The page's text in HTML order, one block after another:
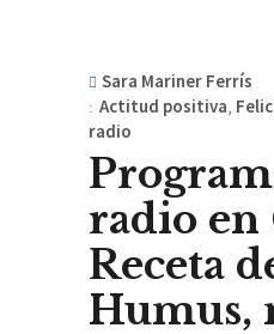
Sara Mariner Ferrís
Actitud positiva,
radio
radio en
Receta
Humus,